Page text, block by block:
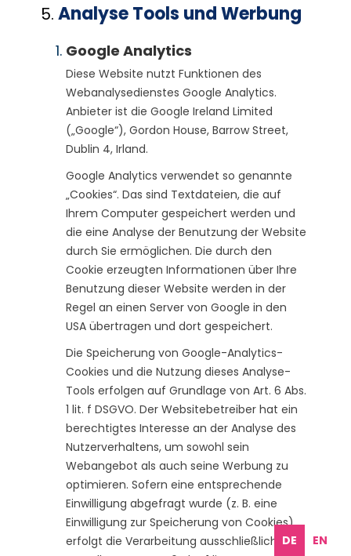
Analyse Tools und Werbung
Google Analytics
Diese Website nutzt Funktionen des
Webanalysedienstes Google Analytics.
Anbieter ist die Google Ireland Limited
(„Google“), Gordon House, Barrow Street,
Dublin 4, Irland.
Google Analytics verwendet so genannte
„Cookies“. Das sind Textdateien, die auf
Ihrem Computer gespeichert werden und
die eine Analyse der Benutzung der Website
durch Sie ermöglichen. Die durch den
Cookie erzeugten Informationen über Ihre
Benutzung dieser Website werden in der
Regel an einen Server von Google in den
USA übertragen und dort gespeichert.
Die Speicherung von Google-Analytics-
Cookies und die Nutzung dieses Analyse-
Tools erfolgen auf Grundlage von Art. 6 Abs.
1 lit. f DSGVO. Der Websitebetreiber hat ein
berechtigtes Interesse an der Analyse des
Nutzerverhaltens, um sowohl sein
Webangebot als auch seine Werbung zu
optimieren. Sofern eine entsprechende
Einwilligung abgefragt wurde (z. B. eine
Einwilligung zur Speicherung von Cookies),
erfolgt die Verarbeitung ausschließlich auf
DE EN